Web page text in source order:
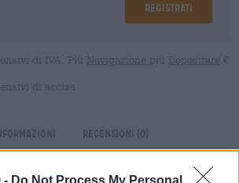
- Do Not Process My Personal
Registrati
di IVA. Più Navigazione più Depositare €
di accisa
Recensioni (0)